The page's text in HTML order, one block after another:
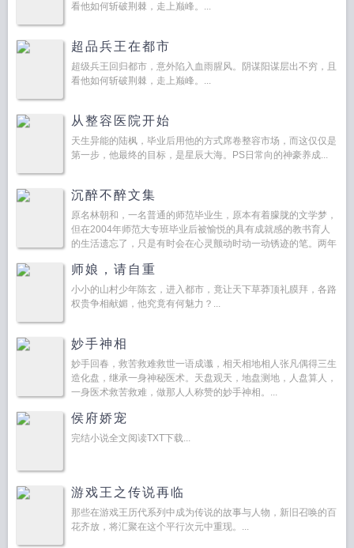
看他如何斩破荆棘，走上巅峰。...
超品兵王在都市
超级兵王回归都市，意外陷入血雨腥风。阴谋阳谋层出不穷，且
看他如何斩破荆棘，走上巅峰。...
从整容医院开始
天生异能的陆枫，毕业后用他的方式席卷整容市场，而这仅仅是
第一步，他最终的目标，是星辰大海。PS日常向的神豪养成...
沉醉不醉文集
原名林朝和，一名普通的师范毕业生，原本有着朦胧的文学梦，
但在2004年师范大专班毕业后被愉悦的具有成就感的教书育人
的生活遗忘了，只是有时会在心灵颤动时动一动锈迹的笔。两年
到的事...
师娘，请自重
小小的山村少年陈玄，进入都市，竟让天下草莽顶礼膜拜，各路
权贵争相献媚，他究竟有何魅力？...
妙手神相
妙手回春，救苦救难救世一语成谶，相天相地相人张凡偶得三生
造化盘，继承一身神秘医术。天盘观天，地盘测地，人盘算人，
一身医术救苦救难，做那人人称赞的妙手神相。...
侯府娇宠
完结小说全文阅读TXT下载...
游戏王之传说再临
那些在游戏王历代系列中成为传说的故事与人物，新旧召唤的百
花齐放，将汇聚在这个平行次元中重现。...